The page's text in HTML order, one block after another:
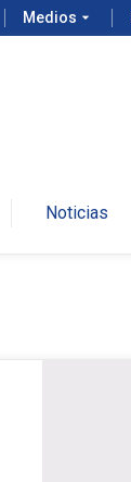
Medios arrow_drop_down
Noticias